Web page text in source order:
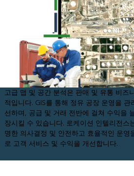
고급 맵 및 공간 분석은 판매 및 유통 비즈
적입니다. GIS를 통해 정유 공장 운영을
선하며, 공급 및 거래 전반에 걸쳐 수익을
장시킬 수 있습니다. 로케이션 인텔리전스
명한 의사결정 및 안전하고 효율적인 운영
로 고객 서비스 및 수익을 개선합니다.